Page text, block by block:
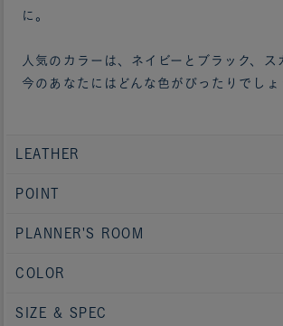
に。
人気のカラーは、ネイビーとブラック、ス
今のあなたにはどんな色がぴったりでしょ
LEATHER
POINT
PLANNER'S ROOM
COLOR
SIZE & SPEC